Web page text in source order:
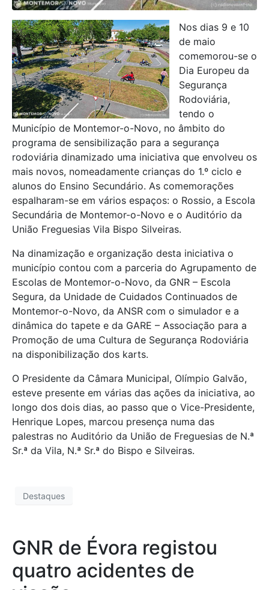
Nos dias 9 e 10
de maio
comemorou-se o
Dia Europeu da
Segurança
Rodoviária,
tendo o
Município de Montemor-o-Novo, no âmbito do
programa de sensibilização para a segurança
rodoviária dinamizado uma iniciativa que envolveu os
mais novos, nomeadamente crianças do 1.º ciclo e
alunos do Ensino Secundário. As comemorações
espalharam-se em vários espaços: o Rossio, a Escola
Secundária de Montemor-o-Novo e o Auditório da
União Freguesias Vila Bispo Silveiras.
Na dinamização e organização desta iniciativa o
município contou com a parceria do Agrupamento de
Escolas de Montemor-o-Novo, da GNR – Escola
Segura, da Unidade de Cuidados Continuados de
Montemor-o-Novo, da ANSR com o simulador e a
dinâmica do tapete e da GARE – Associação para a
Promoção de uma Cultura de Segurança Rodoviária
na disponibilização dos karts.
O Presidente da Câmara Municipal, Olímpio Galvão,
esteve presente em várias das ações da iniciativa, ao
longo dos dois dias, ao passo que o Vice-Presidente,
Henrique Lopes, marcou presença numa das
palestras no Auditório da União de Freguesias de N.ª
Sr.ª da Vila, N.ª Sr.ª do Bispo e Silveiras.
Destaques
GNR de Évora registou
quatro acidentes de